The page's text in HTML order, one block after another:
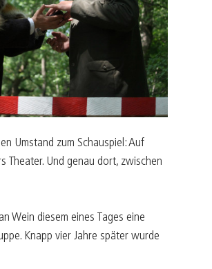
Umstand zum Schauspiel: Auf
Theater. Und genau dort, zwischen
Wein diesem eines Tages eine
Knapp vier Jahre später wurde